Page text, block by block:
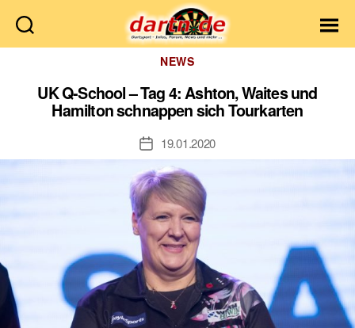
Dartn.de
Kategorien
NEWS
UK Q-School – Tag 4: Ashton, Waites und
Hamilton schnappen sich Tourkarten
Veröffentlichungsdatum
19.01.2020